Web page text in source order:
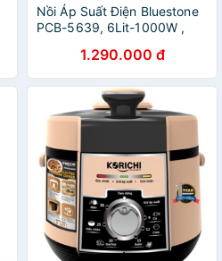
Nồi Áp Suất Điện Bluestone
PCB-5639, 6Lit-1000W ,
Bảo Hành Chính Hãng 2
Năm
1.290.000 đ